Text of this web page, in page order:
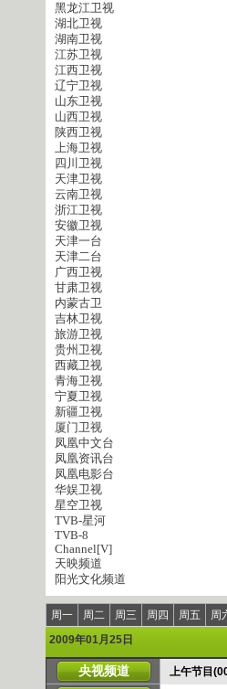
黑龙江卫视
湖北卫视
湖南卫视
江苏卫视
江西卫视
辽宁卫视
山东卫视
山西卫视
陕西卫视
上海卫视
四川卫视
天津卫视
云南卫视
浙江卫视
安徽卫视
天津一台
天津二台
广西卫视
甘肃卫视
内蒙古卫
吉林卫视
旅游卫视
贵州卫视
西藏卫视
青海卫视
宁夏卫视
新疆卫视
厦门卫视
凤凰中文台
凤凰资讯台
凤凰电影台
华娱卫视
星空卫视
TVB-星河
TVB-8
Channel[V]
天映频道
阳光文化频道
周一 周二 周三 周四 周五 周
2009年01月25日
央视频道
上午节目